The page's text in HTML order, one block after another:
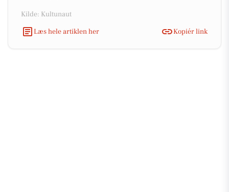
Kilde: Kultunaut
Læs hele artiklen her
Kopiér link